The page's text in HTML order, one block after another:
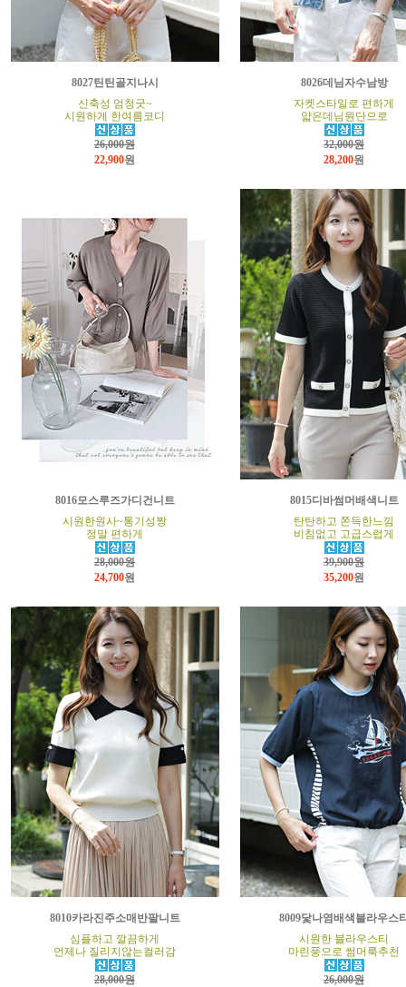
8027틴틴골지나시
신축성 엄청굿~
시원하게 한여름코디
26,000원
22,900원
8026데님자수남방
자켓스타일로 편하게
얇은데님원단으로
32,000원
28,200원
8016모스루즈가디건니트
시원한원사~통기성짱
정말 편하게
28,000원
24,700원
8015디바썸머배색니트
탄탄하고 쫀득한느낌
비침없고 고급스럽게
39,900원
35,200원
8010카라진주소매반팔니트
심플하고 깔끔하게
언제나 질리지않는컬러감
28,000원
8009닻나염배색블라우스
시원한 블라우스티
마린풍으로 썸머룩추천
26,000원